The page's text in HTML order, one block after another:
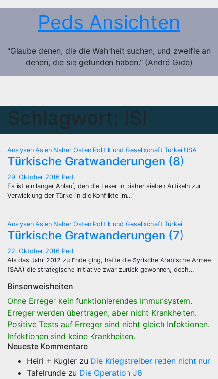
Zum
Peds Ansichten
"Glaube denen, die die Wahrheit suchen, und zweifle an
denen, die sie gefunden haben." (André Gide)
Schlagwort: ISI
Analysen Asien Naher Osten Politik und Gesellschaft Türkei USA
Türkische Gratwanderungen (8)
29. Oktober 2016 Ped
Es ist ein langer Anlauf, den die Leser in bisher sieben Artikeln zur
Verwicklung der Türkei in die Konflikte im…
Analysen Asien Naher Osten Politik und Gesellschaft Türkei
Türkische Gratwanderungen (7)
22. Oktober 2016 Ped
Als das Jahr 2012 zu Ende ging, hatte die Syrische Arabische Armee
(SAA) die strategische Initiative zwar zurück gewonnen, doch…
Binsenweisheiten
Ohne Erreger kein funktionierendes Immunsystem.
Erreger werden übertragen, aber nicht Krankheiten.
Positive Tests auf Erreger sind nicht gleich Infektionen.
Infektionen sind keine Krankheiten.
Neueste Kommentare
Heiri + Kugler zu Die Kriegstreiber reden nicht nur
Tafelrunde zu Die Operation J6